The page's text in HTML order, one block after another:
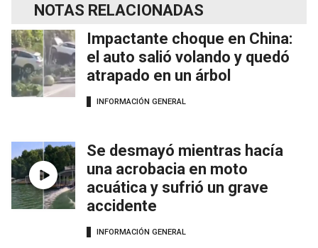
NOTAS RELACIONADAS
Impactante choque en China:
el auto salió volando y quedó
atrapado en un árbol
INFORMACIÓN GENERAL
Se desmayó mientras hacía
una acrobacia en moto
acuática y sufrió un grave
accidente
INFORMACIÓN GENERAL